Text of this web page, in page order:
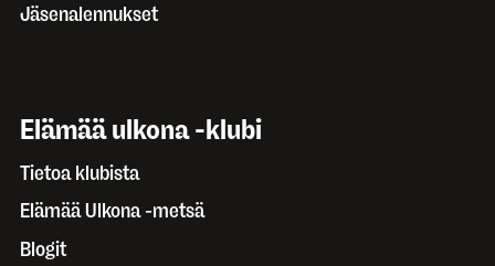
Jäsenalennukset
Elämää ulkona -klubi
Tietoa klubista
Elämää Ulkona -metsä
Blogit